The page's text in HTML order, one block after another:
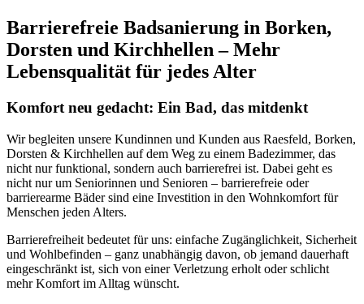
Barrierefreie Badsanierung in Borken,
Dorsten und Kirchhellen – Mehr
Lebensqualität für jedes Alter
Komfort neu gedacht: Ein Bad, das mitdenkt
Wir begleiten unsere Kundinnen und Kunden aus Raesfeld, Borken,
Dorsten & Kirchhellen auf dem Weg zu einem Badezimmer, das
nicht nur funktional, sondern auch barrierefrei ist. Dabei geht es
nicht nur um Seniorinnen und Senioren – barrierefreie oder
barrierearme Bäder sind eine Investition in den Wohnkomfort für
Menschen jeden Alters.
Barrierefreiheit bedeutet für uns: einfache Zugänglichkeit, Sicherheit
und Wohlbefinden – ganz unabhängig davon, ob jemand dauerhaft
eingeschränkt ist, sich von einer Verletzung erholt oder schlicht
mehr Komfort im Alltag wünscht.